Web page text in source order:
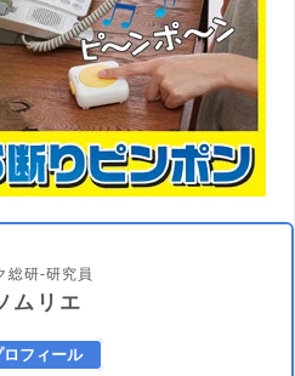
総研-研究員
ムリエ
フィール